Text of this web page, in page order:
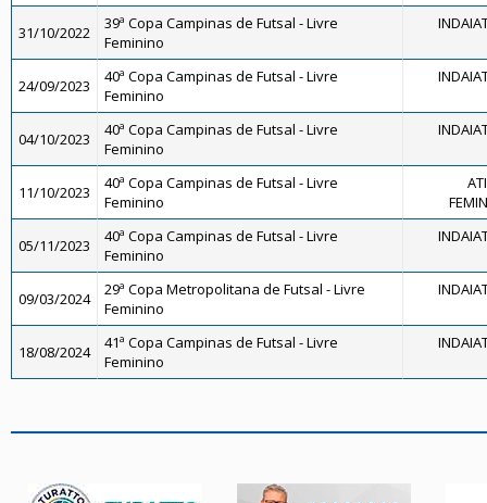
31/10/2022
39ª Copa Campinas de Futsal - Livre
Feminino
24/09/2023
40ª Copa Campinas de Futsal - Livre
Feminino
04/10/2023
40ª Copa Campinas de Futsal - Livre
Feminino
11/10/2023
40ª Copa Campinas de Futsal - Livre
Feminino
05/11/2023
40ª Copa Campinas de Futsal - Livre
Feminino
09/03/2024
29ª Copa Metropolitana de Futsal - Livre
Feminino
18/08/2024
41ª Copa Campinas de Futsal - Livre
Feminino